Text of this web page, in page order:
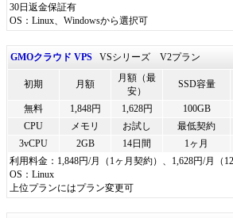
30日返金保証有
OS：Linux、Windowsから選択可
GMOクラウド VPS VSシリーズ V2プラン
初期 月額
月額（最
安）
SSD容量
無料 1,848円 1,628円 100GB
CPU
メモリ お試し 最低契約
3vCPU
2GB 14日間 1ヶ月
利用料金：1,848円/月（1ヶ月契約）、1,628円/月（12
OS：Linux
上位プランにはプラン変更可